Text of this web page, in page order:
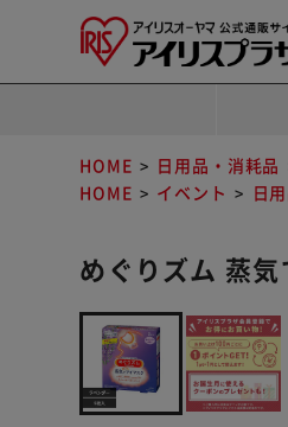
HOME 日用品・消耗品
HOME
イベント 日
めぐりズム 蒸